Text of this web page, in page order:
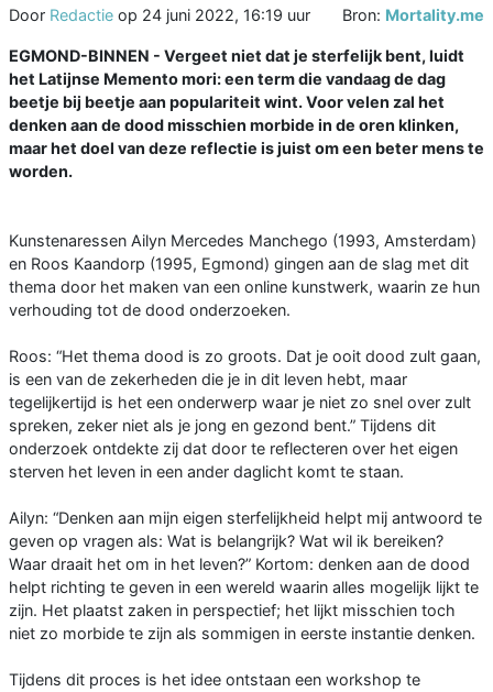
Door Redactie op 24 juni 2022, 16:19 uur Bron: Mortality.me
EGMOND-BINNEN - Vergeet niet dat je sterfelijk bent, luidt
het Latijnse Memento mori: een term die vandaag de dag
beetje bij beetje aan populariteit wint. Voor velen zal het
denken aan de dood misschien morbide in de oren klinken,
maar het doel van deze reflectie is juist om een beter mens te
worden.
Kunstenaressen Ailyn Mercedes Manchego (1993, Amsterdam)
en Roos Kaandorp (1995, Egmond) gingen aan de slag met dit
thema door het maken van een online kunstwerk, waarin ze hun
verhouding tot de dood onderzoeken.
Roos: “Het thema dood is zo groots. Dat je ooit dood zult gaan,
is een van de zekerheden die je in dit leven hebt, maar
tegelijkertijd is het een onderwerp waar je niet zo snel over zult
spreken, zeker niet als je jong en gezond bent.” Tijdens dit
onderzoek ontdekte zij dat door te reflecteren over het eigen
sterven het leven in een ander daglicht komt te staan.
Ailyn: “Denken aan mijn eigen sterfelijkheid helpt mij antwoord te
geven op vragen als: Wat is belangrijk? Wat wil ik bereiken?
Waar draait het om in het leven?” Kortom: denken aan de dood
helpt richting te geven in een wereld waarin alles mogelijk lijkt te
zijn. Het plaatst zaken in perspectief; het lijkt misschien toch
niet zo morbide te zijn als sommigen in eerste instantie denken.
Tijdens dit proces is het idee ontstaan een workshop te